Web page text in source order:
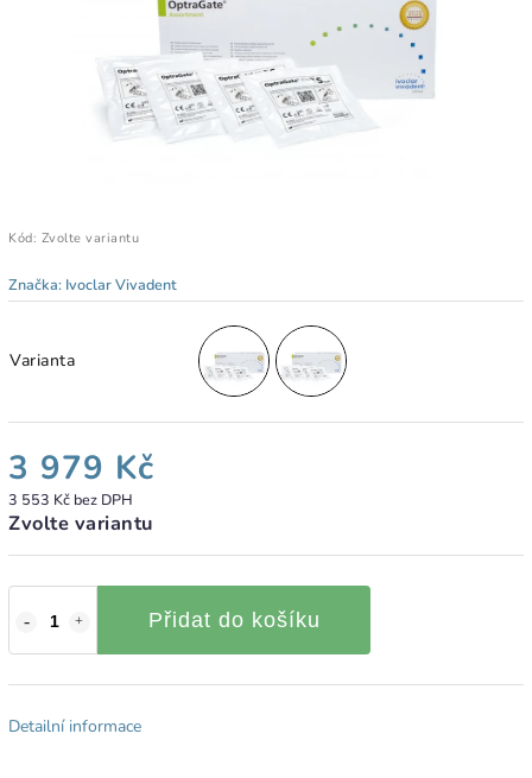
Kód: Zvolte variantu
Značka: Ivoclar Vivadent
Varianta
3 979 Kč
3 553 Kč bez DPH
Zvolte variantu
Přidat do košíku
Detailní informace